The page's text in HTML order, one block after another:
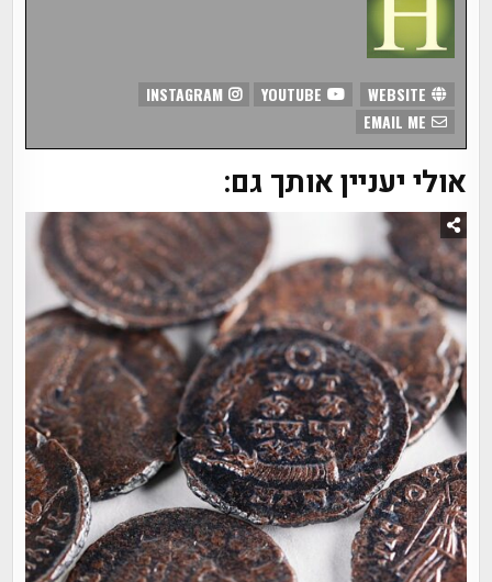
INSTAGRAM
אולי יעניין אותך גם: